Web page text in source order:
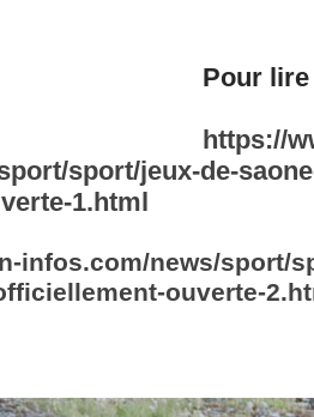
Pour
https://
sport/jeux-de-
1.html
infos.com/news/sport/
ouverte-